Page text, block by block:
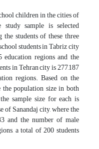
children in the cities of
study sample is selected
students of these three
students in Tabriz city
regions and the
in Tehran city is 277,187
regions. Based on the
the population size in both
sample size for each is
of Sanandaj city, where the
and the number of male
a total of 200 students